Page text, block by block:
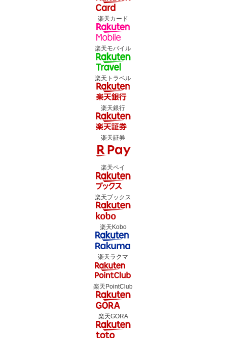
楽天カード
楽天モバイル
楽天トラベル
楽天銀行
楽天証券
楽天ペイ
楽天ブックス
楽天Kobo
楽天ラクマ
楽天PointClub
楽天GORA